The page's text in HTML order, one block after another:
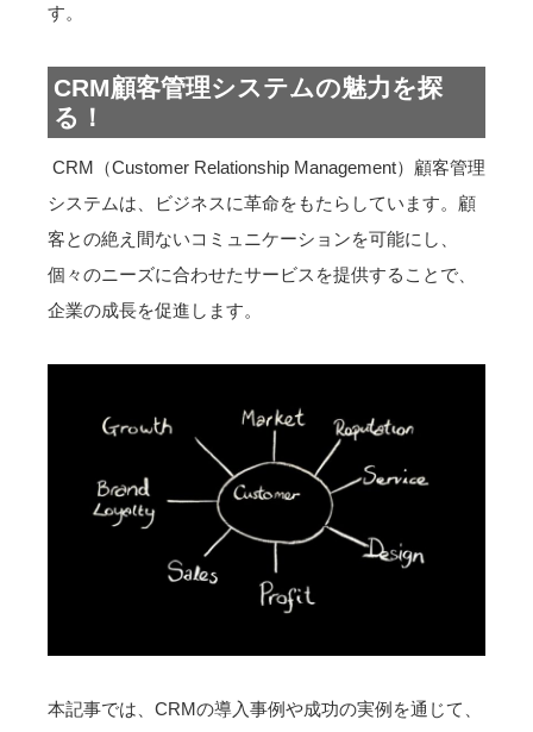
す。
CRM顧客管理システムの魅力を探
る！
CRM（Customer Relationship Management）顧客管理
システムは、ビジネスに革命をもたらしています。顧
客との絶え間ないコミュニケーションを可能にし、
個々のニーズに合わせたサービスを提供することで、
企業の成長を促進します。
本記事では、CRMの導入事例や成功の実例を通じて、